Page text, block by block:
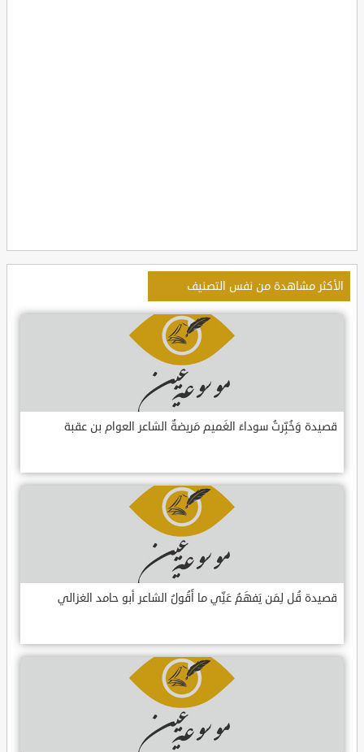
الأكثر مشاهدة من نفس التصنيف
قصيدة وَخُبِّرتُ سوداءَ الغَميم مَريضةٌ الشاعر العوام بن عقبة
قصيدة قُل لِمَن يَفهَمُ عَنِّي ما أَقُولُ الشاعر أبو حامد الغزالي